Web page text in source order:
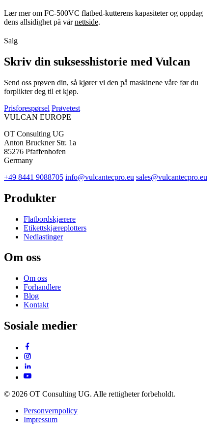
Lær mer om FC-500VC flatbed-kutterens kapasiteter og oppdag
dens allsidighet på vårnettside.
Salg
Skriv din suksesshistorie med Vulcan
Send oss prøven din, så kjører vi den på maskinene våre før du
forplikter deg til et kjøp.
Prisforespørsel Prøvetest
VULCAN EUROPE
OT Consulting UG
Anton Bruckner Str. 1a
85276 Pfaffenhofen
Germany
+49 8441 9088705 info@vulcantecpro.eu sales@vulcantecpro.eu
Produkter
Flatbordskjærere
Etikettskjæreplotters
Nedlastinger
Om oss
Om oss
Forhandlere
Blog
Kontakt
Sosiale medier
© 2026 OT Consulting UG. Alle rettigheter forbeholdt.
Personvernpolicy
Impressum